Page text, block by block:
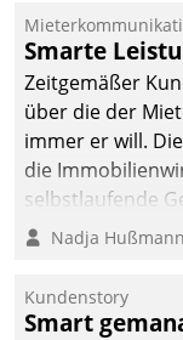
integrieren.
Smarte
Zeitgemäßer
über die der
immer er will.
die
selbstlaufende
Kunde und
Nadja Hußmann
Kundenstory
Smart